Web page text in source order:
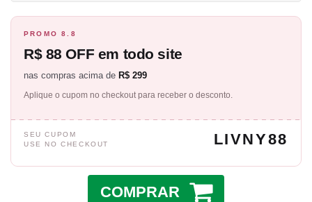
PROMO 8.8
R$ 88 OFF em todo site
nas compras acima de R$ 299
Aplique o cupom no checkout para receber o desconto.
SEU CUPOM
USE NO CHECKOUT
LIVNY88
COMPRAR